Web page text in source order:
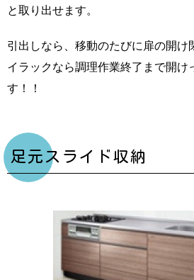
と取り出せます。
引出しなら、移動のたびに扉の開け
イラックなら調理作業終了まで開け
す！！
足元スライド収納